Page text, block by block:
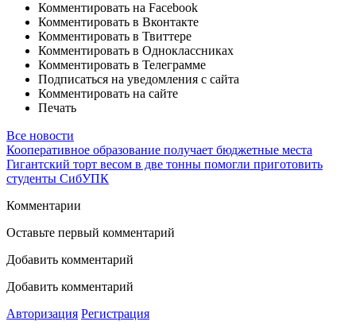
Комментировать на Facebook
Комментировать в Вконтакте
Комментировать в Твиттере
Комментировать в Одноклассниках
Комментировать в Телеграмме
Подписаться на уведомления с сайта
Комментировать на сайте
Печать
Все новости
Кооперативное образование получает бюджетные места
Гигантский торт весом в две тонны помогли приготовить
студенты СибУПК
Комментарии
Оставьте первый комментарий
Добавить комментарий
Добавить комментарий
Авторизация Регистрация